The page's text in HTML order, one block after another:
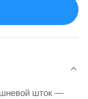
шток —